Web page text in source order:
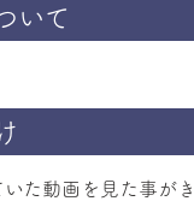
いて
た動画を見た事が